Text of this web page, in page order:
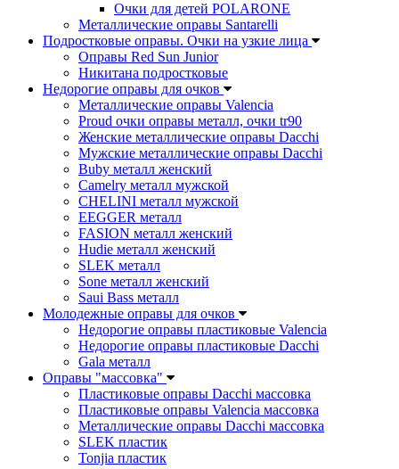
Очки для детей POLARONE
Металлические оправы Santarelli
Подростковые оправы. Очки на узкие лица
Оправы Red Sun Junior
Никитана подростковые
Недорогие оправы для очков
Металлические оправы Valencia
Proud очки оправы металл, очки tr90
Женские металлические оправы Dacchi
Мужские металлические оправы Dacchi
Buby металл женский
Camelry металл мужской
CHELINI металл мужской
EEGGER металл
FASION металл женский
Hudie металл женский
SLEK металл
Sone металл женский
Saui Bass металл
Молодежные оправы для очков
Недорогие оправы пластиковые Valencia
Недорогие оправы пластиковые Dacchi
Gala металл
Оправы "массовка"
Пластиковые оправы Dacchi массовка
Пластиковые оправы Valencia массовка
Металлические оправы Dacchi массовка
SLEK пластик
Tonjia пластик